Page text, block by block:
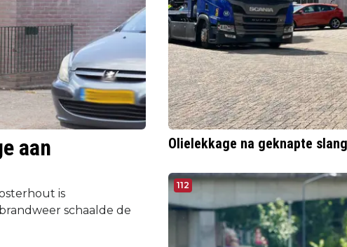
aan
is
schaalde de
Olielekkage na geknapte
112